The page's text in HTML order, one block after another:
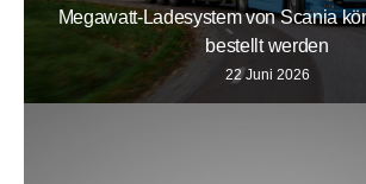
Megawatt-Ladesystem von Scania
bestellt werden
22 Juni 2026